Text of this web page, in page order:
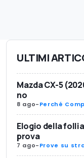
ULTIMI
Mazda CX-5
no
8 ago-Perché
Elogio della
prova
7 ago-Prove su